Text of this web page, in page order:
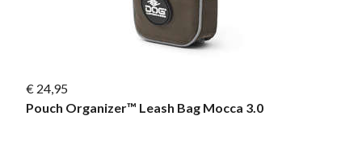
€ 24,95
Pouch Organizer™ Leash Bag Mocca 3.0